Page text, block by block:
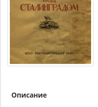
Описание